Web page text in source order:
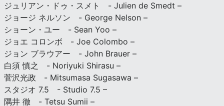
ジュリアン・ドゥ・スメト - Julien de Smedt –
ジョージ ネルソン - George Nelson –
ショーン・ユー - Sean Yoo –
ジョエ コロンボ - Joe Colombo –
ジョン ブラウアー - John Brauer –
白須 慎之 - Noriyuki Shirasu –
菅沢光政 - Mitsumasa Sugasawa –
スタジオ 7.5 - Studio 7.5 –
隅井 徹 - Tetsu Sumii –